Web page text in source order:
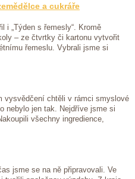
a cukráře
i „Týden s řemesly“. Kromě
– ze čtvrtky či kartonu vytvořit
řemeslu. Vybrali jsme si
chtěli v rámci smyslové
nebylo jen tak. Nejdříve jsme si
všechny ingredience,
jsme se na ně připravovali. Ve